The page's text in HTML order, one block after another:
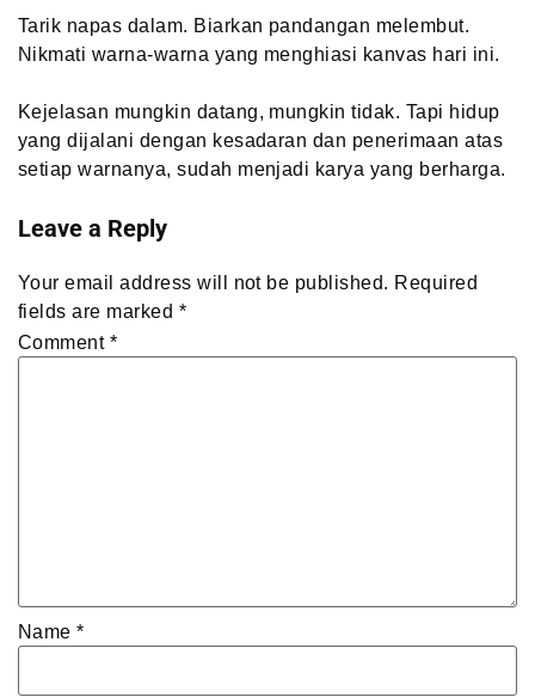
Tarik napas dalam. Biarkan pandangan melembut.
Nikmati warna-warna yang menghiasi kanvas hari ini.
Kejelasan mungkin datang, mungkin tidak. Tapi hidup
yang dijalani dengan kesadaran dan penerimaan atas
setiap warnanya, sudah menjadi karya yang berharga.
Leave a Reply
Your email address will not be published. Required
fields are marked *
Comment *
Name*